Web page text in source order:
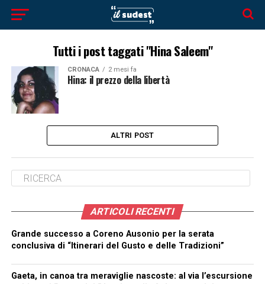
Tutti i post taggati "Hina Saleem"
CRONACA 2 mesi fa
Hina: il prezzo della libertà
ALTRI POST
ARTICOLI RECENTI
Grande successo a Coreno Ausonio per la serata
conclusiva di “Itinerari del Gusto e delle Tradizioni”
Gaeta, in canoa tra meraviglie nascoste: al via l’escursione